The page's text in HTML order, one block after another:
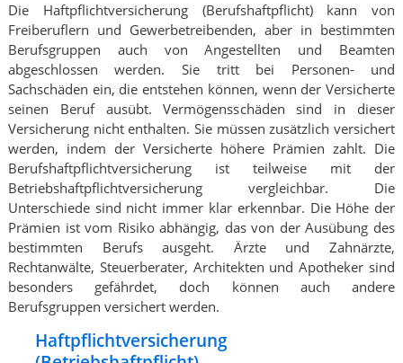
Die Haftpflichtversicherung (Berufshaftpflicht) kann von
Freiberuflern und Gewerbetreibenden, aber in bestimmten
Berufsgruppen auch von Angestellten und Beamten
abgeschlossen werden. Sie tritt bei Personen- und
Sachschäden ein, die entstehen können, wenn der Versicherte
seinen Beruf ausübt. Vermögensschäden sind in dieser
Versicherung nicht enthalten. Sie müssen zusätzlich versichert
werden, indem der Versicherte höhere Prämien zahlt. Die
Berufshaftpflichtversicherung ist teilweise mit der
Betriebshaftpflichtversicherung vergleichbar. Die
Unterschiede sind nicht immer klar erkennbar. Die Höhe der
Prämien ist vom Risiko abhängig, das von der Ausübung des
bestimmten Berufs ausgeht. Ärzte und Zahnärzte,
Rechtanwälte, Steuerberater, Architekten und Apotheker sind
besonders gefährdet, doch können auch andere
Berufsgruppen versichert werden.
Haftpflichtversicherung